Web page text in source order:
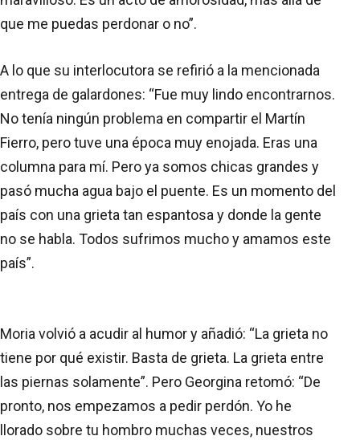
que me puedas perdonar o no”.
A lo que su interlocutora se refirió a la mencionada
entrega de galardones: “Fue muy lindo encontrarnos.
No tenía ningún problema en compartir el Martín
Fierro, pero tuve una época muy enojada. Eras una
columna para mí. Pero ya somos chicas grandes y
pasó mucha agua bajo el puente. Es un momento del
país con una grieta tan espantosa y donde la gente
no se habla. Todos sufrimos mucho y amamos este
país”.
Moria volvió a acudir al humor y añadió: “La grieta no
tiene por qué existir. Basta de grieta. La grieta entre
las piernas solamente”. Pero Georgina retomó: “De
pronto, nos empezamos a pedir perdón. Yo he
llorado sobre tu hombro muchas veces, nuestros